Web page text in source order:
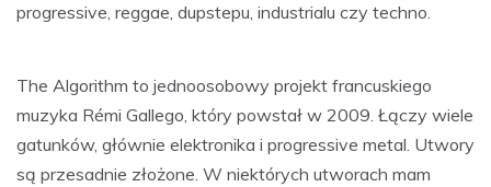
progressive, reggae, dupstepu, industrialu czy techno.
The Algorithm to jednoosobowy projekt francuskiego
muzyka Rémi Gallego, który powstał w 2009. Łączy wiele
gatunków, głównie elektronika i progressive metal. Utwory
są przesadnie złożone. W niektórych utworach mam